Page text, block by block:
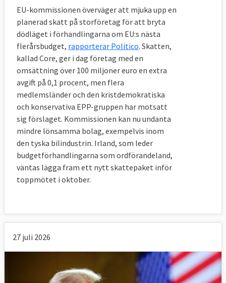
EU-kommissionen överväger att mjuka upp en
planerad skatt på storföretag för att bryta
dödläget i förhandlingarna om EU:s nästa
flerårsbudget, rapporterar Politico. Skatten,
kallad Core, ger i dag företag med en
omsättning över 100 miljoner euro en extra
avgift på 0,1 procent, men flera
medlemsländer och den kristdemokratiska
och konservativa EPP-gruppen har motsatt
sig förslaget. Kommissionen kan nu undanta
mindre lönsamma bolag, exempelvis inom
den tyska bilindustrin. Irland, som leder
budgetförhandlingarna som ordförandeland,
väntas lägga fram ett nytt skattepaket inför
toppmötet i oktober.
27 juli 2026